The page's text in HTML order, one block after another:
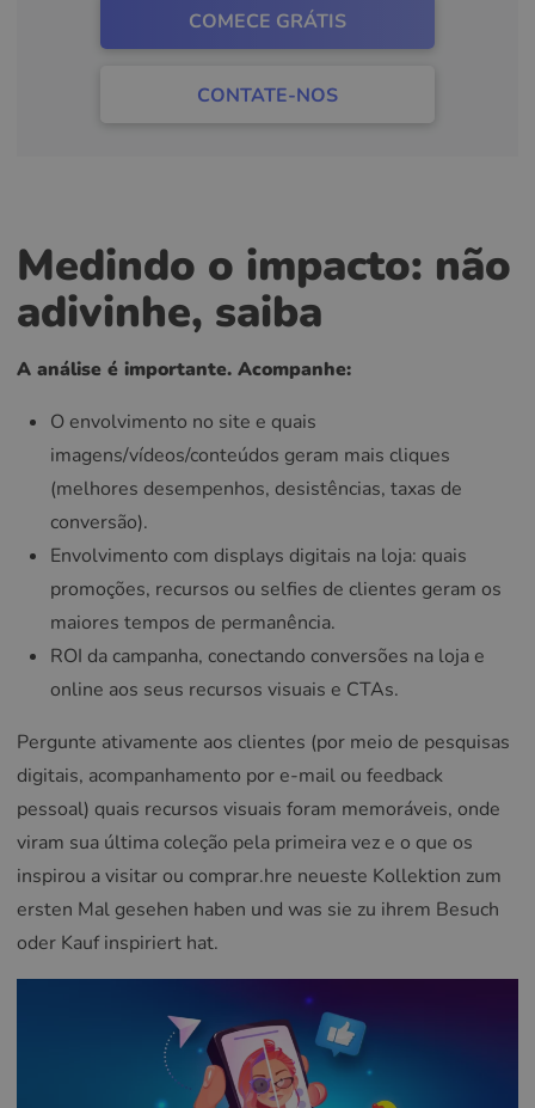
COMECE GRÁTIS
CONTATE-NOS
Medindo o impacto: não
adivinhe, saiba
A análise é importante. Acompanhe:
O envolvimento no site e quais
imagens/vídeos/conteúdos geram mais cliques
(melhores desempenhos, desistências, taxas de
conversão).
Envolvimento com displays digitais na loja: quais
promoções, recursos ou selfies de clientes geram os
maiores tempos de permanência.
ROI da campanha, conectando conversões na loja e
online aos seus recursos visuais e CTAs.
Pergunte ativamente aos clientes (por meio de pesquisas
digitais, acompanhamento por e-mail ou feedback
pessoal) quais recursos visuais foram memoráveis, onde
viram sua última coleção pela primeira vez e o que os
inspirou a visitar ou comprar.hre neueste Kollektion zum
ersten Mal gesehen haben und was sie zu ihrem Besuch
oder Kauf inspiriert hat.